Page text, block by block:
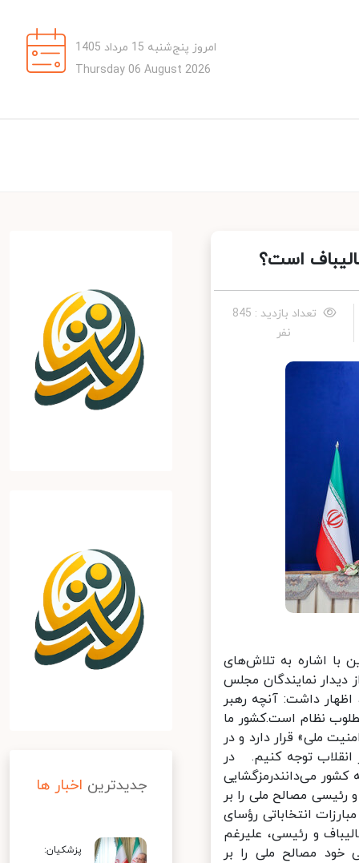
امروز پنج‌شنبه 15 مرداد 1405
Thursday 06 August 2026
تعداد بازدید : 845
نفر
اشاره به تلاش‌های
نمایندگان مجلس
داشت: آنچه رهبر
نظام است.کشور ما
ملی» قرار دارد و در
توجه کنیم. در
می‌دانندرمزگشایی
مصالح ملی را بر
انتخاباتی رؤسای
قالیباف و رئیسی، علیرغم
مصالح ملی را بر
جدیدترین اخبار ها
پزشکیان: